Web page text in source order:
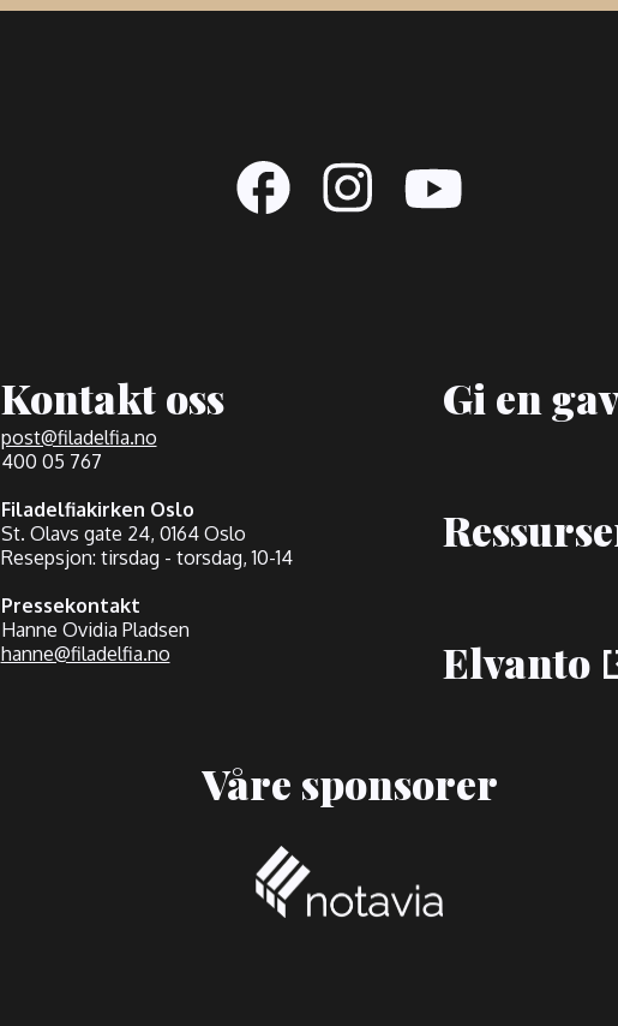
Kontakt oss
post@filadelfia.no
400 05 767
Filadelfiakirken Oslo
St. Olavs gate 24, 0164 Oslo
Resepsjon: tirsdag - torsdag, 10-14
Pressekontakt
Hanne Ovidia Pladsen
hanne@filadelfia.no
Gi en
Elvanto
Våre sponsorer